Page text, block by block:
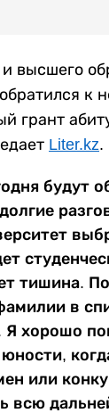
высшего
к
грант
Liter.kz.
будут
тишина.
в
Я хорошо
или
всю